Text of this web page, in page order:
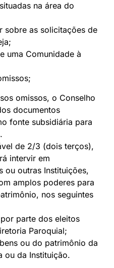
na área do
sobre as solicitações de
uma Comunidade à
omissos, o Conselho
documentos
fonte subsidiária para
de 2/3 (dois terços),
intervir em
ou outras Instituições,
amplos poderes para
nos seguintes
parte dos eleitos
Paroquial;
ou do patrimônio da
ou da Instituição.